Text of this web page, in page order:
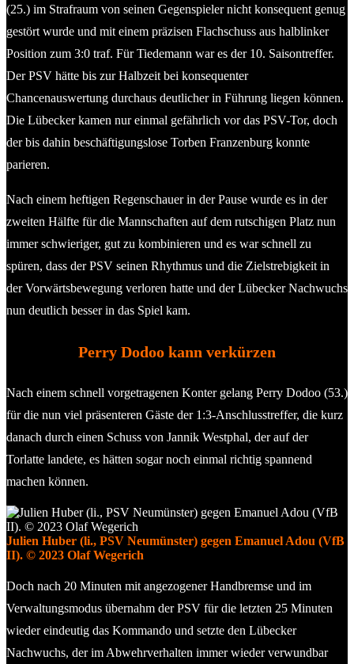
(25.) im Strafraum von seinen Gegenspieler nicht konsequent genug
gestört wurde und mit einem präzisen Flachschuss aus halblinker
Position zum 3:0 traf. Für Tiedemann war es der 10. Saisontreffer.
Der PSV hätte bis zur Halbzeit bei konsequenter
Chancenauswertung durchaus deutlicher in Führung liegen können.
Die Lübecker kamen nur einmal gefährlich vor das PSV-Tor, doch
der bis dahin beschäftigungslose Torben Franzenburg konnte
parieren.
Nach einem heftigen Regenschauer in der Pause wurde es in der
zweiten Hälfte für die Mannschaften auf dem rutschigen Platz nun
immer schwieriger, gut zu kombinieren und es war schnell zu
spüren, dass der PSV seinen Rhythmus und die Zielstrebigkeit in
der Vorwärtsbewegung verloren hatte und der Lübecker Nachwuchs
nun deutlich besser in das Spiel kam.
Perry Dodoo kann verkürzen
Nach einem schnell vorgetragenen Konter gelang Perry Dodoo (53.)
für die nun viel präsenteren Gäste der 1:3-Anschlusstreffer, die kurz
danach durch einen Schuss von Jannik Westphal, der auf der
Torlatte landete, es hätten sogar noch einmal richtig spannend
machen können.
Julien Huber (li., PSV Neumünster) gegen Emanuel Adou (VfB
II). © 2023 Olaf Wegerich
Doch nach 20 Minuten mit angezogener Handbremse und im
Verwaltungsmodus übernahm der PSV für die letzten 25 Minuten
wieder eindeutig das Kommando und setzte den Lübecker
Nachwuchs, der im Abwehrverhalten immer wieder verwundbar